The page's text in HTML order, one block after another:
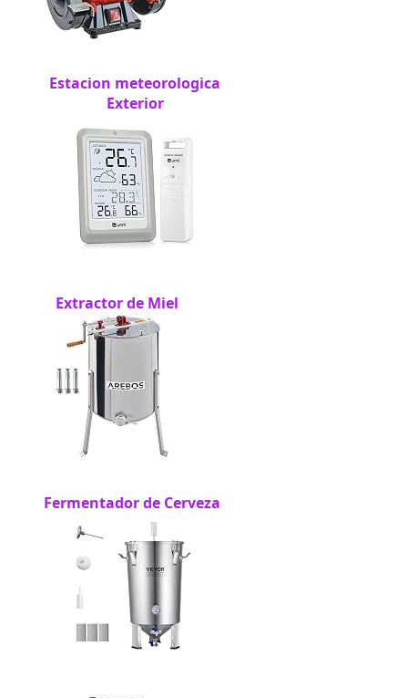
Estacion meteorologica
Exterior
Extractor de Miel
Fermentador de Cerveza